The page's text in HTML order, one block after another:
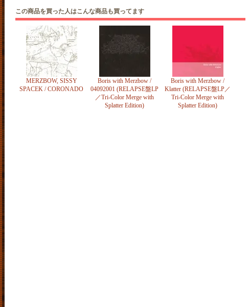
この商品を買った人はこんな商品も買ってます
MERZBOW, SISSY
SPACEK / CORONADO
Boris with Merzbow /
04092001 (RELAPSE盤LP
／Tri-Color Merge with
Splatter Edition)
Boris with Merzbow /
Klatter (RELAPSE盤LP／
Tri-Color Merge with
Splatter Edition)